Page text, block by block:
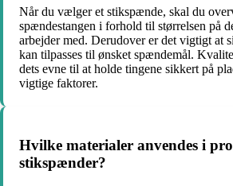
Når du vælger et stikspænde, skal du
spændestangen i forhold til størrelsen på
arbejder med. Derudover er det vigtigt at
kan tilpasses til ønsket spændemål.
dets evne til at holde tingene sikkert på
vigtige faktorer.
Hvilke materialer anvendes i
stikspænder?